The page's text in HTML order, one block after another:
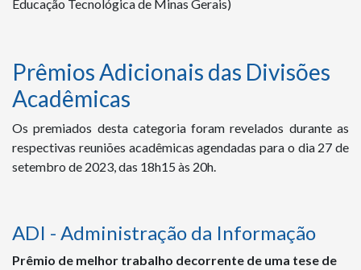
Educação Tecnológica de Minas Gerais)
Prêmios Adicionais das Divisões
Acadêmicas
Os premiados desta categoria foram revelados durante as
respectivas reuniões acadêmicas agendadas para o dia 27 de
setembro de 2023, das 18h15 às 20h.
ADI - Administração da Informação
Prêmio de melhor trabalho decorrente de uma tese de